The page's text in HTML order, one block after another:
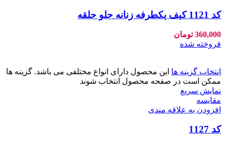
کد 1121 کیف یکطرفه زنانه جلو حلقه
360,000 تومان
فروخته شده
انتخاب گزینه ها این محصول دارای انواع مختلفی می باشد. گزینه ها
ممکن است در صفحه محصول انتخاب شوند
نمایش سریع
مقايسه
افزودن به علاقه مندی
کد 1127